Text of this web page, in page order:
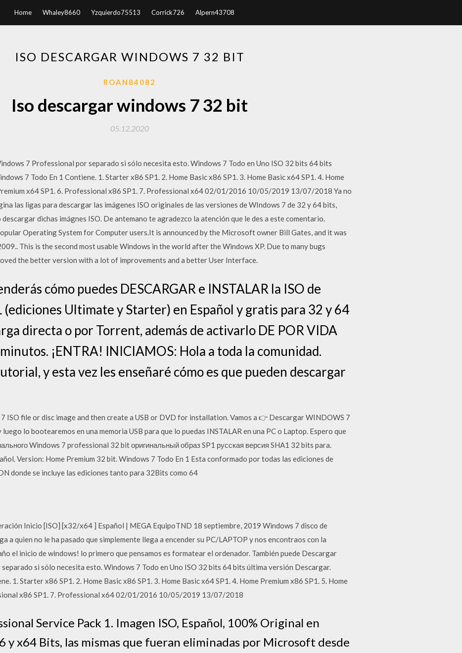
Home Whaley8660 Yzquierdo75513 Corrick726 Alpern43708
ISO DESCARGAR WINDOWS 7 32 BIT
ROAN84082
Iso descargar windows 7 32 bit
05.12.2020
7 Professional por separado si sólo necesita esto. Windows 7 Todo en Uno ISO 32 bits 64 bits
7 Todo En 1 Contiene. 1. Starter x86 SP1. 2. Home Basic x86 SP1. 3. Home Basic x64 SP1. 4. Home
x64 SP1. 6. Professional x86 SP1. 7. Professional x64 02/01/2016 10/05/2019 13/07/2018 Ya no
las ligas para descargar las imágenes ISO originales de las versiones de WIndows 7 de 32 y 64 bits,
descargar dichas imágnes ISO. De antemano te agradezco la atención que le des a este comentario.
Operating System for Computer users.It is announced by the Microsoft owner Bill Gates, and it was
This is the second most usable Windows in the world after the Windows XP. Due to many bugs
the better version with a lot of improvements and a better User Interface.
cómo puedes DESCARGAR e INSTALAR la ISO de
(ediciones Ultimate y Starter) en Español y gratis para 32 y 64
directa o por Torrent, además de activarlo DE POR VIDA
¡ENTRA! INICIAMOS: Hola a toda la comunidad.
y esta vez les enseñaré cómo es que pueden descargar
ISO file or disc image and then create a USB or DVD for installation. Vamos a 👉 Descargar WINDOWS 7
lo bootearemos en una memoria USB para que lo puedas INSTALAR en una PC o Laptop. Espero que
Windows 7 professional 32 bit оригинальный образ SP1 русская версия SHA1 32 bits para.
Version: Home Premium 32 bit. Windows 7 Todo En 1 Esta conformado por todas las ediciones de
donde se incluye las ediciones tanto para 32Bits como 64
Inicio [ISO] [x32/x64 ] Español | MEGA EquipoTND 18 septiembre, 2019 Windows 7 disco de
a quien no le ha pasado que simplemente llega a encender su PC/LAPTOP y nos encontraos con la
el inicio de windows! lo primero que pensamos es formatear el ordenador. También puede Descargar
si sólo necesita esto. Windows 7 Todo en Uno ISO 32 bits 64 bits última versión Descargar.
1. Starter x86 SP1. 2. Home Basic x86 SP1. 3. Home Basic x64 SP1. 4. Home Premium x86 SP1. 5. Home
x86 SP1. 7. Professional x64 02/01/2016 10/05/2019 13/07/2018
Service Pack 1. Imagen ISO, Español, 100% Original en
y x64 Bits, las mismas que fueran eliminadas por Microsoft desde